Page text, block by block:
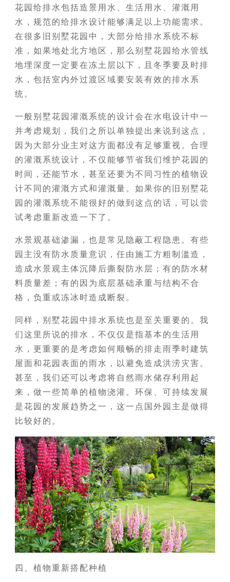
花园给排水包括造景用水、生活用水、灌溉用
水，规范的给排水设计能够满足以上功能需求。
在很多旧别墅花园中，大部分给排水系统不标
准，如果地处北方地区，那么别墅花园给水管线
地埋深度一定要在冻土层以下，且冬季要及时排
水，包括室内外过渡区域要安装有效的排水系
统。
一般别墅花园灌溉系统的设计会在水电设计中一
并考虑规划，我们之所以单独提出来说到这点，
因为大部分业主对这方面都没有足够重视。合理
的灌溉系统设计，不仅能够节省我们维护花园的
时间，还能节水，甚至还要为不同习性的植物设
计不同的灌溉方式和灌溉量。如果你的旧别墅花
园的灌溉系统不能很好的做到这点的话，可以尝
试考虑重新改造一下了。
水景观基础渗漏，也是常见隐蔽工程隐患。有些
园主没有防水质量意识，任由施工方粗制滥造，
造成水景观主体沉降后撕裂防水层；有的防水材
料质量差；有的因为底层基础承重与结构不合
格，负重或冻冰时造成断裂。
同样，别墅花园中排水系统也是至关重要的。我
们这里所说的排水，不仅仅是指基本的生活用
水，更重要的是考虑如何顺畅的排走雨季时建筑
屋面和花园表面的雨水，以避免造成洪涝灾害。
甚至，我们还可以考虑将自然雨水储存利用起
来，做一些简单的植物浇灌。环保、可持续发展
是花园的发展趋势之一，这一点国外园主是做得
比较好的。
四、植物重新搭配种植